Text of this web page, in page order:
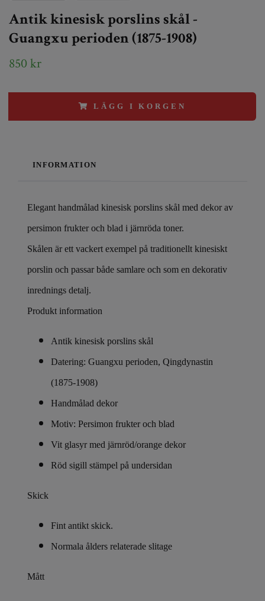
Antik kinesisk porslins skål -
Guangxu perioden (1875-1908)
850 kr
LÄGG I KORGEN
INFORMATION
Elegant handmålad kinesisk porslins skål med dekor av
persimon frukter och blad i järnröda toner.
Skålen är ett vackert exempel på traditionellt kinesiskt
porslin och passar både samlare och som en dekorativ
inrednings detalj.
Produkt information
Antik kinesisk porslins skål
Datering: Guangxu perioden, Qingdynastin
(1875-1908)
Handmålad dekor
Motiv: Persimon frukter och blad
Vit glasyr med järnröd/orange dekor
Röd sigill stämpel på undersidan
Skick
Fint antikt skick.
Normala ålders relaterade slitage
Mått